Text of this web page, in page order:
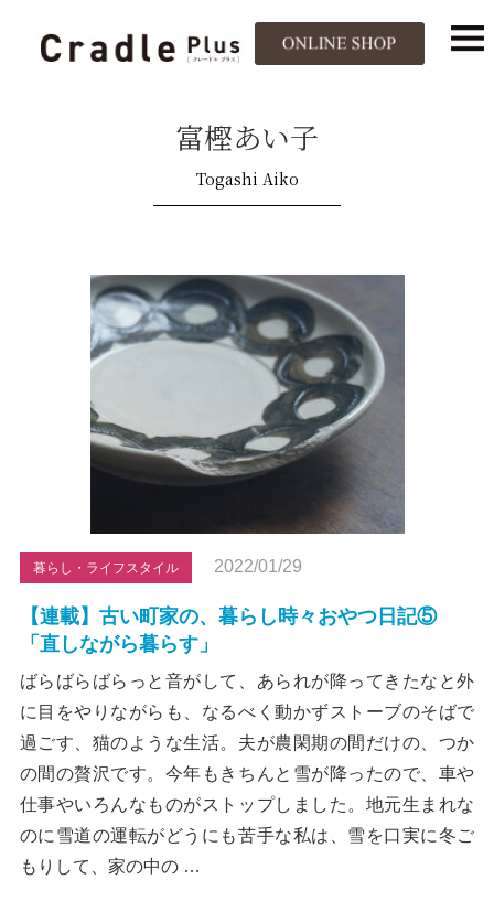
富樫あい子
Togashi Aiko
暮らし・ライフスタイル 2022/01/29
【連載】古い町家の、暮らし時々おやつ日記⑤
「直しながら暮らす」
ばらばらばらっと音がして、あられが降ってきたなと外
に目をやりながらも、なるべく動かずストーブのそばで
過ごす、猫のような生活。夫が農閑期の間だけの、つか
の間の贅沢です。今年もきちんと雪が降ったので、車や
仕事やいろんなものがストップしました。地元生まれな
のに雪道の運転がどうにも苦手な私は、雪を口実に冬ご
もりして、家の中の …